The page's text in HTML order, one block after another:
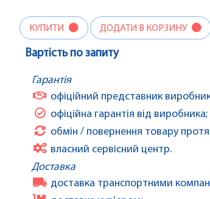
КУПИТИ ДОДАТИ В КОРЗИНУ
Вартість по запиту
Гарантія
офіційний представник
офіційна гарантія від виробника;
обмін / повернення товару
власний сервісний центр.
Доставка
доставка транспортними